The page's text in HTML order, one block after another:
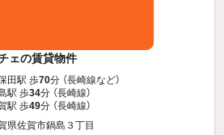
ェの賃貸物件
田駅 歩70分 （長崎線など）
駅 歩34分 （長崎線）
駅 歩49分 （長崎線）
県佐賀市鍋島３丁目